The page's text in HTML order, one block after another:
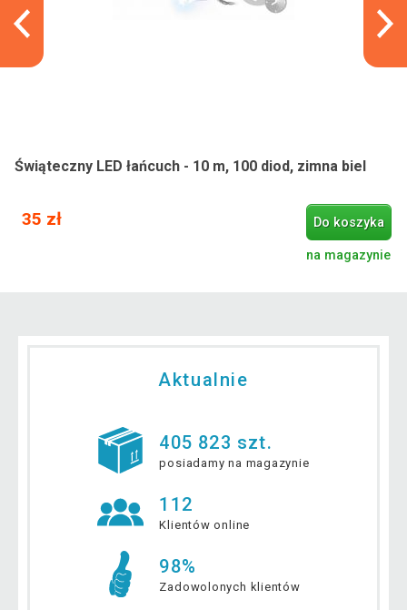
Świąteczny LED łańcuch - 10 m, 100 diod, zimna biel
35 zł Do koszyka
na magazynie
Aktualnie
405 823 szt.
posiadamy na magazynie
112
Klientów online
98%
Zadowolonych klientów